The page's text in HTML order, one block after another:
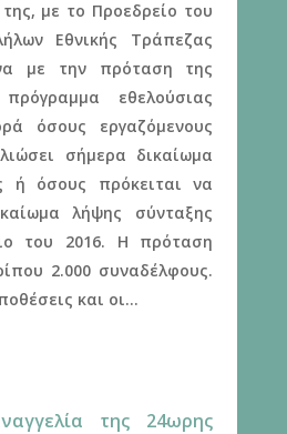
με το Προεδρείο του
Εθνικής Τράπεζας
με την πρόταση της
εθελούσιας
όσους εργαζόμενους
σήμερα δικαίωμα
ή όσους πρόκειται να
λήψης σύνταξης
του 2016. Η πρόταση
2.000 συναδέλφους.
και οι...
της 24ωρης